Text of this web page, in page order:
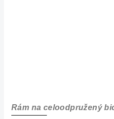
Rám na celoodpružený